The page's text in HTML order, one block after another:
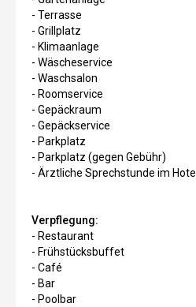
- Terrasse
- Grillplatz
- Klimaanlage
- Wäscheservice
- Waschsalon
- Roomservice
- Gepäckraum
- Gepäckservice
- Parkplatz
- Parkplatz (gegen Gebühr)
- Ärztliche Sprechstunde im Hotel
Verpflegung:
- Restaurant
- Frühstücksbuffet
- Café
- Bar
- Poolbar